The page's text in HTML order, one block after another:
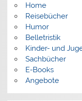
Home
Reisebücher
Humor
Belletristik
Kinder- und
Sachbücher
E-Books
Angebote